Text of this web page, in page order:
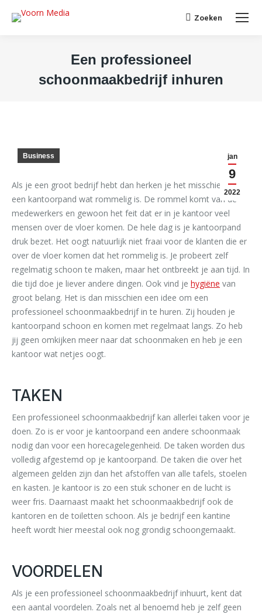
Search:
Zoeken
Een professioneel
schoonmaakbedrijf inhuren
jan
9
2022
Business
Als je een groot bedrijf hebt dan herken je het misschien wel;
een kantoorpand wat rommelig is. De rommel komt van de
medewerkers en gewoon het feit dat er in je kantoor veel
mensen over de vloer komen. De hele dag is je kantoorpand
druk bezet. Het oogt natuurlijk niet fraai voor de klanten die er
over de vloer komen dat het rommelig is. Je probeert zelf
regelmatig schoon te maken, maar het ontbreekt je aan tijd. In
die tijd doe je liever andere dingen. Ook vind je hygiëne van
groot belang. Het is dan misschien een idee om een
professioneel schoonmaakbedrijf in te huren. Zij houden je
kantoorpand schoon en komen met regelmaat langs. Zo heb
jij geen omkijken meer naar dat schoonmaken en heb je een
kantoor wat netjes oogt.
TAKEN
Een professioneel schoonmaakbedrijf kan allerlei taken voor je
doen. Zo is er voor je kantoorpand een andere schoonmaak
nodig dan voor een horecagelegenheid. De taken worden dus
volledig afgestemd op je kantoorpand. De taken die over het
algemeen gelden zijn dan het afstoffen van alle tafels, stoelen
en kasten. Je kantoor is zo een stuk schoner en de lucht is
weer fris. Daarnaast maakt het schoonmaakbedrijf ook de
kantoren en de toiletten schoon. Als je bedrijf een kantine
heeft wordt hier meestal ook nog grondig schoongemaakt.
VOORDELEN
Als je een professioneel schoonmaakbedrijf inhuurt, kent dat
een aantal voordelen. Zoals net al benoemd heb je zelf geen